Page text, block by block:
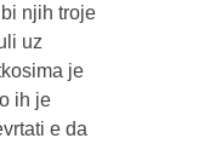
njih troje
uz
je
ih je
e da